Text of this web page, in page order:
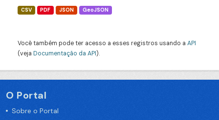
CSV PDF JSON GeoJSON
Você também pode ter acesso a esses registros usando a API
(veja Documentação da API).
O Portal
Sobre o Portal